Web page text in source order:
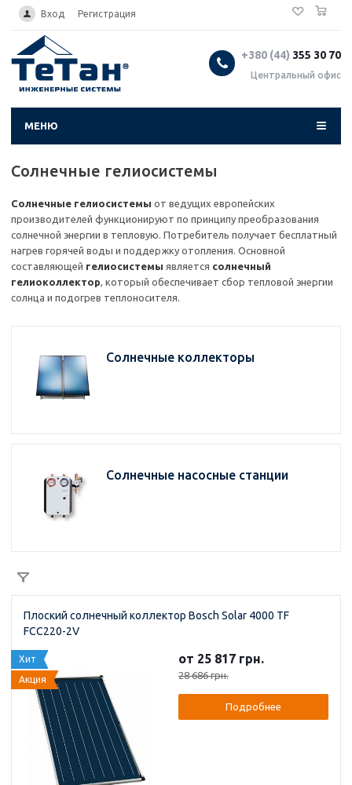
... Вход Регистрация
+380 (44) 355 30 70
Центральный офис
МЕНЮ
Солнечные гелиосистемы
Солнечные гелиосистемы от ведущих европейских
производителей функционируют по принципу преобразования
солнечной энергии в тепловую. Потребитель получает бесплатный
нагрев горячей воды и поддержку отопления. Основной
составляющей гелиосистемы является солнечный
гелиоколлектор, который обеспечивает сбор тепловой энергии
солнца и подогрев теплоносителя.
Солнечные коллекторы
Солнечные насосные станции
Плоский солнечный коллектор Bosch Solar 4000 TF
FCC220-2V
Хит
Акция
от 25 817 грн.
28 686 грн.
Подробнее